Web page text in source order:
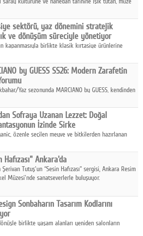
Arthill Müzecilik'in düzenleyeceği özel müzayedede
buluşuyor
sektörü, yaz dönemini stratejik
ve dönüşüm süreciyle yönetiyor
kapanmasıyla birlikte klasik kırtasiye ürünlerine
eğitici aktivite ürünleriyle dinamik bir biçimde
by GUESS SS26: Modern Zarafetin
Yaz sezonunda MARCIANO by GUESS, kendinden
Sofraya Uzanan Lezzet: Doğal
İzinde Sirke
özenle seçilen meyve ve bitkilerden hazırlanan
taşıyor.
Hafızası" Ankara'da
Şerivan Tutuş'un “Sesin Hafızası” sergisi, Ankara Resim
Müzesi'nde sanatseverlerle buluşuyor.
Sonbaharın Tasarım Kodlarını
birlikte yaşam alanları yeniden salonların